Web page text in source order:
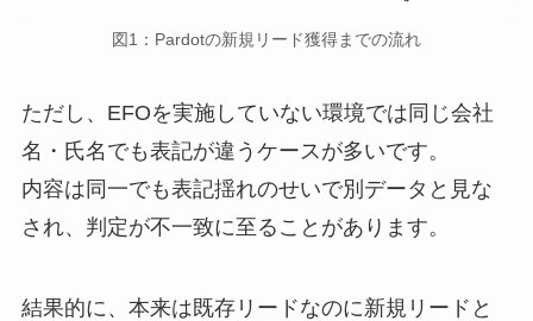
図1：Pardotの新規リード獲得までの流れ
ただし、EFOを実施していない環境では同じ会社
名・氏名でも表記が違うケースが多いです。
内容は同一でも表記揺れのせいで別データと見な
され、判定が不一致に至ることがあります。
結果的に、本来は既存リードなのに新規リードと